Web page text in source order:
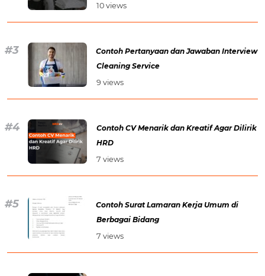
10 views
Contoh Pertanyaan dan Jawaban Interview
Cleaning Service
9 views
Contoh CV Menarik dan Kreatif Agar Dilirik
HRD
7 views
Contoh Surat Lamaran Kerja Umum di
Berbagai Bidang
7 views